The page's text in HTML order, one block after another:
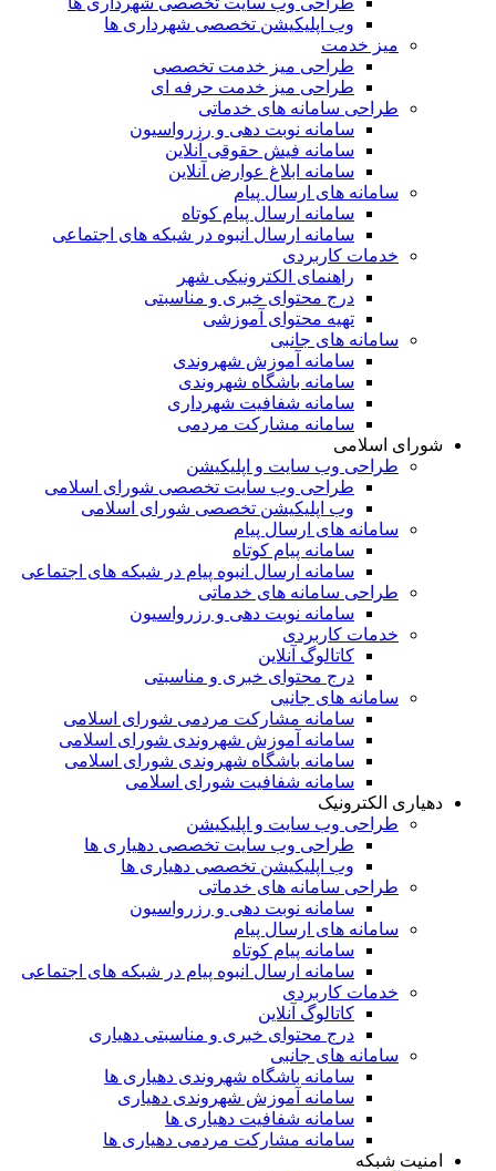
وب اپلیکیشن تخصصی شهرداری ها
میز خدمت
طراحی میز خدمت تخصصی
طراحی میز خدمت حرفه ای
طراحی سامانه های خدماتی
سامانه نوبت دهی و رزرواسیون
سامانه فیش حقوقی آنلاین
سامانه ابلاغ عوارض آنلاین
سامانه های ارسال پیام
سامانه ارسال پیام کوتاه
سامانه ارسال انبوه در شبکه های اجتماعی
خدمات کاربردی
راهنمای الکترونیکی شهر
درج محتوای خبری و مناسبتی
تهیه محتوای آموزشی
سامانه های جانبی
سامانه آموزش شهروندی
سامانه باشگاه شهروندی
سامانه شفافیت شهرداری
سامانه مشارکت مردمی
شورای اسلامی
طراحی وب سایت و اپلیکیشن
طراحی وب سایت تخصصی شورای اسلامی
وب اپلیکیشن تخصصی شورای اسلامی
سامانه های ارسال پیام
سامانه پیام کوتاه
سامانه ارسال انبوه پیام در شبکه های اجتماعی
طراحی سامانه های خدماتی
سامانه نوبت دهی و رزرواسیون
خدمات کاربردی
کاتالوگ آنلاین
درج محتوای خبری و مناسبتی
سامانه های جانبی
سامانه مشارکت مردمی شورای اسلامی
سامانه آموزش شهروندی شورای اسلامی
سامانه باشگاه شهروندی شورای اسلامی
سامانه شفافیت شورای اسلامی
دهیاری الکترونیک
طراحی وب سایت و اپلیکیشن
طراحی وب سایت تخصصی دهیاری ها
وب اپلیکیشن تخصصی دهیاری ها
طراحی سامانه های خدماتی
سامانه نوبت دهی و رزرواسیون
سامانه های ارسال پیام
سامانه پیام کوتاه
سامانه ارسال انبوه پیام در شبکه های اجتماعی
خدمات کاربردی
کاتالوگ آنلاین
درج محتوای خبری و مناسبتی دهیاری
سامانه های جانبی
سامانه باشگاه شهروندی دهیاری ها
سامانه آموزش شهروندی دهیاری
سامانه شفافیت دهیاری ها
سامانه مشارکت مردمی دهیاری ها
امنیت شبکه